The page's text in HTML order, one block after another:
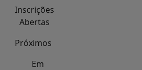
Inscrições
Abertas
Próximos
Em